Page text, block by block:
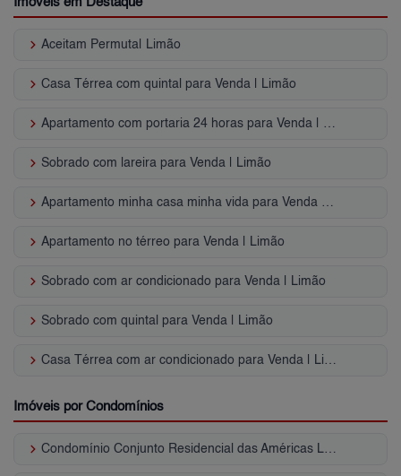
keyboard_arrow_right Aceitam Permuta| Limão
keyboard_arrow_right Casa Térrea com quintal para Venda | Limão
keyboard_arrow_right
keyboard_arrow_right Sobrado com lareira para Venda | Limão
keyboard_arrow_right
keyboard_arrow_right Apartamento no térreo para Venda | Limão
keyboard_arrow_right Sobrado com ar condicionado para Venda | Limão
keyboard_arrow_right Sobrado com quintal para Venda | Limão
keyboard_arrow_right
Imóveis por Condomínios
keyboard_arrow_right